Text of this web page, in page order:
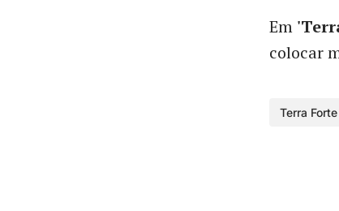
Em
colocar
Terra Forte